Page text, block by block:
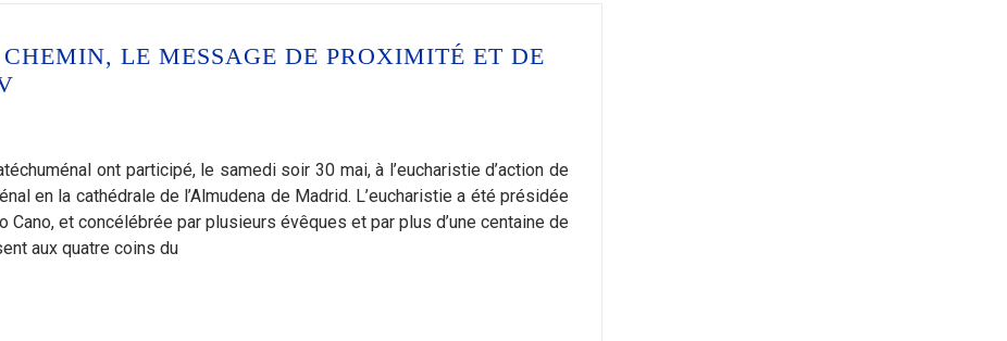
LE MESSAGE DE PROXIMITÉ ET DE
ont participé, le samedi soir 30 mai, à l’eucharistie d’action de
en la cathédrale de l’Almudena de Madrid. L’eucharistie a été présidée
Cano, et concélébrée par plusieurs évêques et par plus d’une centaine de
aux quatre coins du